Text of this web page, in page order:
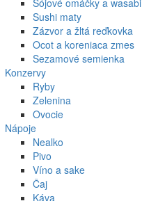
Sójové omáčky a wasabi
Sushi maty
Zázvor a žltá reďkovka
Ocot a koreniaca zmes
Sezamové semienka
Konzervy
Ryby
Zelenina
Ovocie
Nápoje
Nealko
Pivo
Víno a sake
Čaj
Káva